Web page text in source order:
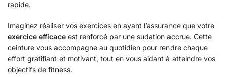
rapide.
Imaginez réaliser vos exercices en ayant l’assurance que votre
exercice efficace est renforcé par une sudation accrue. Cette
ceinture vous accompagne au quotidien pour rendre chaque
effort gratifiant et motivant, tout en vous aidant à atteindre vos
objectifs de fitness.